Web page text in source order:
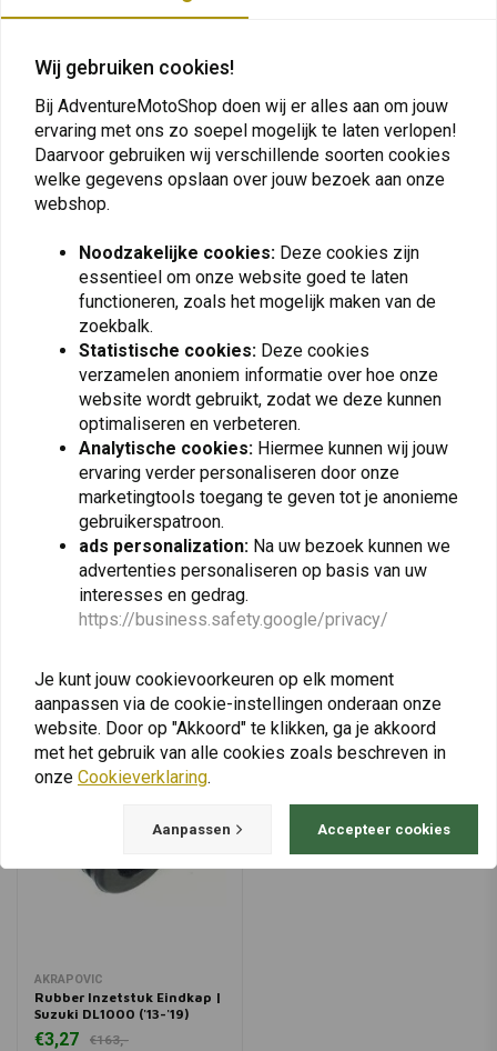
OEM Luchtfilter Luchtstroom: 116.90 CFM
DNA Verhoogde luchtstroom: 44,50%
DNA-filterefficiëntie: 98-99%
Suzuki V-Strom-modellen
Suzuki V-Strom DL1000 XT (18-19)
DNA-onderdeelnummer: P-S10E14-01
Vergelijkbare producten
Vervangend Luchtfilter |
Suzuki DL1000 V-
Strom/ABS/Adventure/DL1050
V-Strom/XT/XT
Adventure
€70,63
Racing Luchtfilter Kit
Yamaha Ténéré 700
€72,95
View more
AKRAPOVIC
Rubber Inzetstuk Eindkap |
Suzuki DL1000 ('13-'19)
€3,27 €163,-
Wij gebruiken cookies!
Bij AdventureMotoShop doen wij er alles aan om jouw
ervaring met ons zo soepel mogelijk te laten verlopen!
Daarvoor gebruiken wij verschillende soorten cookies
welke gegevens opslaan over jouw bezoek aan onze
webshop.
Noodzakelijke cookies: Deze cookies zijn
essentieel om onze website goed te laten
functioneren, zoals het mogelijk maken van de
zoekbalk.
Statistische cookies: Deze cookies
verzamelen anoniem informatie over hoe onze
website wordt gebruikt, zodat we deze kunnen
optimaliseren en verbeteren.
Analytische cookies: Hiermee kunnen wij jouw
ervaring verder personaliseren door onze
marketingtools toegang te geven tot je anonieme
gebruikerspatroon.
ads personalization: Na uw bezoek kunnen we
advertenties personaliseren op basis van uw
interesses en gedrag.
https://business.safety.google/privacy/
Je kunt jouw cookievoorkeuren op elk moment
aanpassen via de cookie-instellingen onderaan onze
website. Door op "Akkoord" te klikken, ga je akkoord
met het gebruik van alle cookies zoals beschreven in
onze Cookieverklaring.
Aanpassen Accepteer cookies